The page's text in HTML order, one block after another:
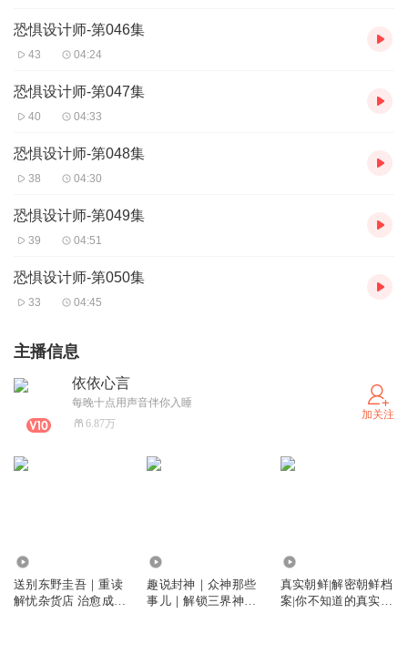
恐惧设计师-第046集
43 04:24
恐惧设计师-第047集
40 04:33
恐惧设计师-第048集
38 04:30
恐惧设计师-第049集
39 04:51
恐惧设计师-第050集
33 04:45
主播信息
依依心言
每晚十点用声音伴你入睡
6.87万
加关注
送别东野圭吾｜重读
解忧杂货店 治愈成年
趣说封神｜众神那些
事儿｜解锁三界神仙
真实朝鲜|解密朝鲜档
案|你不知道的真实朝